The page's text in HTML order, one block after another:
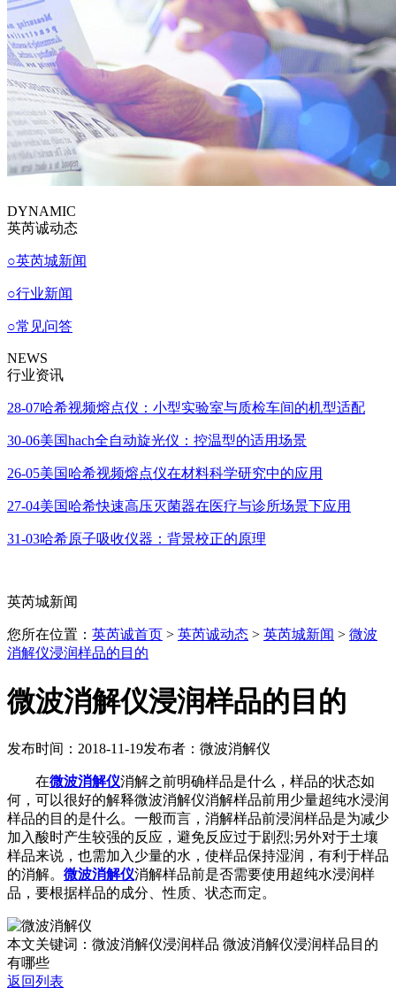
DYNAMIC
英芮诚动态
○英芮城新闻
○行业新闻
○常见问答
NEWS
行业资讯
28-07哈希视频熔点仪：小型实验室与质检车间的机型适配
30-06美国hach全自动旋光仪：控温型的适用场景
26-05美国哈希视频熔点仪在材料科学研究中的应用
27-04美国哈希快速高压灭菌器在医疗与诊所场景下应用
31-03哈希原子吸收仪器：背景校正的原理
英芮城新闻
您所在位置： 英芮诚首页 > 英芮诚动态 > 英芮城新闻 > 微波
消解仪浸润样品的目的
微波消解仪浸润样品的目的
发布时间：2018-11-19发布者：微波消解仪
在微波消解仪消解之前明确样品是什么，样品的状态如
何，可以很好的解释微波消解仪消解样品前用少量超纯水浸润
样品的目的是什么。一般而言，消解样品前浸润样品是为减少
加入酸时产生较强的反应，避免反应过于剧烈;另外对于土壤
样品来说，也需加入少量的水，使样品保持湿润，有利于样品
的消解。 微波消解仪消解样品前是否需要使用超纯水浸润样
品，要根据样品的成分、性质、状态而定。
本文关键词：微波消解仪浸润样品 微波消解仪浸润样品目的
有哪些
返回列表